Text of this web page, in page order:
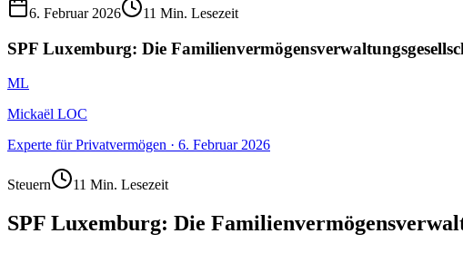
6. Februar 2026
11 Min. Lesezeit
SPF Luxemburg: Die
ML
Mickaël LOC
Experte für Privatvermögen · 6. Februar 2026
Steuern 11 Min. Lesezeit
SPF Luxemburg: Die